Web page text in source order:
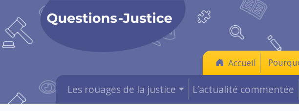
Accueil
Les rouages de la justice L’actualité commentée